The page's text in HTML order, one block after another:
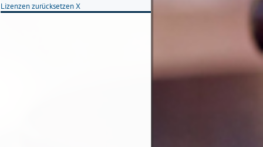
Lizenzen zurücksetzenX